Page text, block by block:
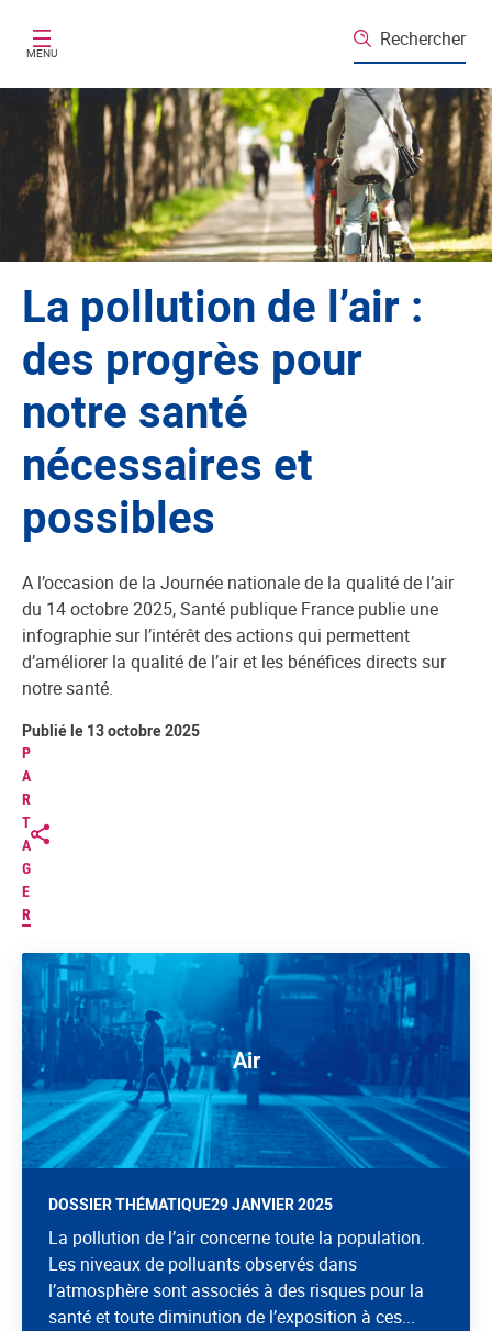
MENU
Rechercher
La pollution de l’air :
des progrès pour
notre santé
nécessaires et
possibles
A l’occasion de la Journée nationale de la qualité de l’air
du 14 octobre 2025, Santé publique France publie une
infographie sur l’intérêt des actions qui permettent
d’améliorer la qualité de l’air et les bénéfices directs sur
notre santé.
P
A
R
T
A
G
E
R
Publié le 13 octobre 2025
Air
DOSSIER THÉMATIQUE29 JANVIER 2025
La pollution de l’air concerne toute la population.
Les niveaux de polluants observés dans
l’atmosphère sont associés à des risques pour la
santé et toute diminution de l’exposition à ces...